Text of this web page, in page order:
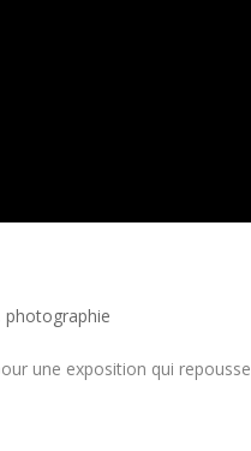
photographie
une exposition qui repousse